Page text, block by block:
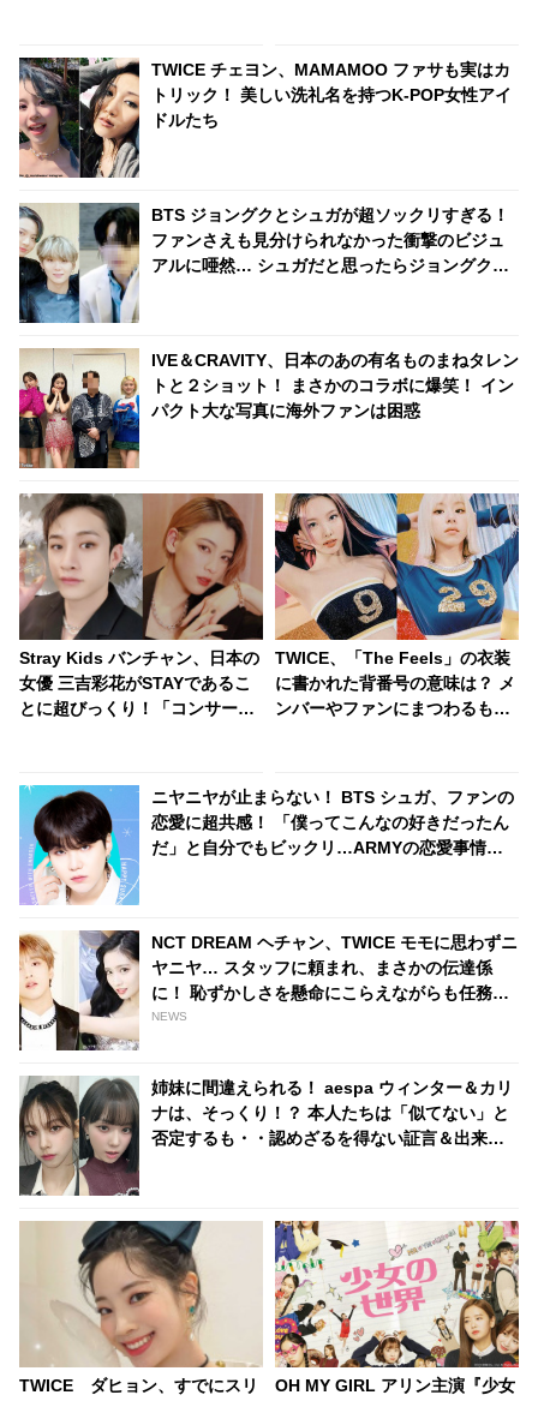
明らかに
TWICE チェヨン、MAMAMOO ファサも実はカ
トリック！ 美しい洗礼名を持つK-POP女性アイ
ドルたち
BTS ジョングクとシュガが超ソックリすぎる！
ファンさえも見分けられなかった衝撃のビジュ
アルに唖然… シュガだと思ったらジョングクだ
IVE＆CRAVITY、日本のあの有名ものまねタレン
トと２ショット！ まさかのコラボに爆笑！ イン
パクト大な写真に海外ファンは困惑
Stray Kids バンチャン、日本の
女優 三吉彩花がSTAYであるこ
とに超びっくり！「コンサート
くさそうに喜びを噛みしめる様
子がかわいすぎるとファンほっ
こり
TWICE、「The Feels」の衣装
に書かれた背番号の意味は？ メ
ンバーやファンにまつわるもの
ニヤニヤが止まらない！ BTS シュガ、ファンの
恋愛に超共感！ 「僕ってこんなの好きだったん
だ」と自分でもビックリ…ARMYの恋愛事情に
NCT DREAM ヘチャン、TWICE モモに思わずニ
ヤニヤ… スタッフに頼まれ、まさかの伝達係
に！ 恥ずかしさを懸命にこらえながらも任務を
全うする、かわいいすぎる姿に、ファンの視線
NEWS
姉妹に間違えられる！ aespa ウィンター＆カリ
ナは、そっくり！？ 本人たちは「似てない」と
否定するも・・認めざるを得ない証言＆出来事
TWICE ダヒョン、すでにスリ
OH MY GIRL アリン主演『少女